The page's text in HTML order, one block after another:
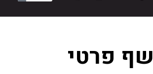
שף פרטי